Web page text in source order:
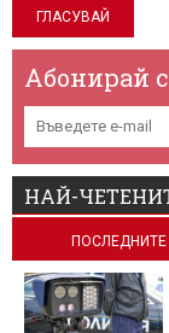
Абонирай
НАЙ-
ПОСЛЕДНИТЕ